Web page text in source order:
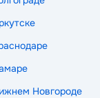
Новгороде